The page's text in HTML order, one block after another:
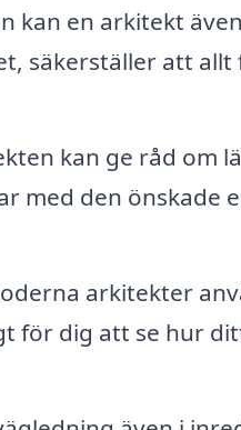
kan en arkitekt
säkerställer att
kan ge råd om
med den önskade
arkitekter
för dig att se hur